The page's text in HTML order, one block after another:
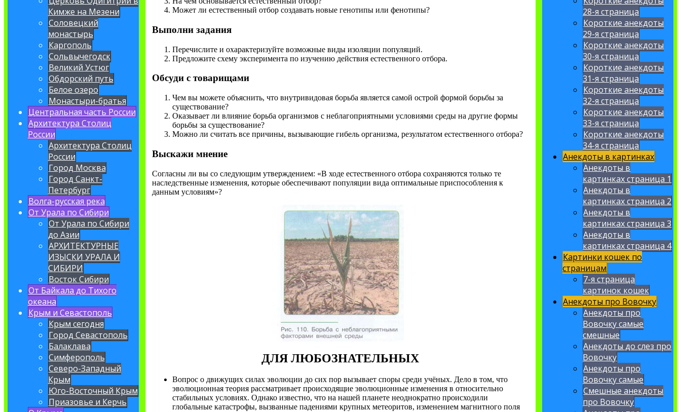
Кимже на Мезени
Соловецкий
монастырь
Каргополь
Сольвычегодск
Великий Устюг
Обдорский путь
Белое озеро
Монастыри-братья
Центральная часть России
Архитектура Столиц
России
Архитектура Столиц
России
Город Москва
Город Санкт-
Петербург
Волга-русская река
От Урала по Сибири
От Урала по Сибири
до Азии
АРХИТЕКТУРНЫЕ
ИЗЫСКИ УРАЛА И
СИБИРИ
Восток Сибири
От Байкала до Тихого
океана
Крым и Севастополь
Крым сегодня
Город Севастополь
Балаклава
Симферополь
Северо-Западный
Крым
Юго-Восточный Крым
Приазовье и Керчь
Может ли естественный отбор создавать новые генотипы или фенотипы?
Выполни задания
Перечислите и охарактеризуйте возможные виды изоляции популяций.
Предложите схему эксперимента по изучению действия естественного отбора.
Обсуди с товарищами
Чем вы можете объяснить, что внутривидовая борьба является самой острой формой борьбы за
существование?
Оказывает ли влияние борьба организмов с неблагоприятными условиями среды на другие формы
борьбы за существование?
Можно ли считать все причины, вызывающие гибель организма, результатом естественного отбора?
Выскажи мнение
Согласны ли вы со следующим утверждением: «В ходе естественного отбора сохраняются только те
наследственные изменения, которые обеспечивают популяции вида оптимальные приспособления к
данным условиям»?
ДЛЯ ЛЮБОЗНАТЕЛЬНЫХ
Вопрос о движущих силах эволюции до сих пор вызывает споры среди учёных. Дело в том, что
эволюционная теория рассматривает происходящие эволюционные изменения в относительно
стабильных условиях. Однако известно, что на нашей планете неоднократно происходили
глобальные катастрофы, вызванные падениями крупных метеоритов, изменением магнитного поля
28-я страница
Короткие анекдоты
29-я страница
Короткие анекдоты
30-я страница
Короткие анекдоты
31-я страница
Короткие анекдоты
32-я страница
Короткие анекдоты
33-я страница
Короткие анекдоты
34-я страница
Анекдоты в картинках
Анекдоты в
картинках страница 1
Анекдоты в
картинках страница 2
Анекдоты в
картинках страница 3
Анекдоты в
картинках страница 4
Картинки кошек по
страницам
7-я страница
картинок кошек
Анекдоты про Вовочку
Анекдоты про
Вовочку самые
смешные
Анекдоты до слез про
Вовочку
Анекдоты про
Вовочку самые
Смешные анекдоты
про Вовочку